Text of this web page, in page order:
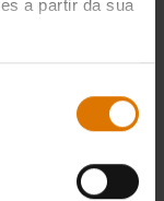
a partir da sua